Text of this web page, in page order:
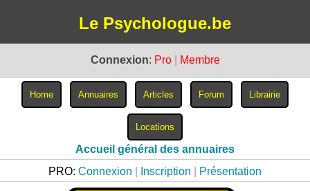
Le Psychologue.be
Connexion: Pro Membre
Accueil général des annuaires
PRO: Connexion Inscription Présentation